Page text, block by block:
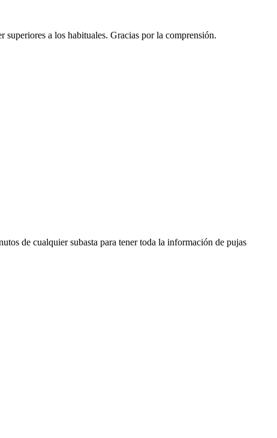
a los habituales. Gracias por la comprensión.
de cualquier subasta para tener toda la información de pujas